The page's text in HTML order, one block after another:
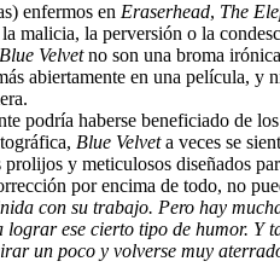
enfermos en Eraserhead, The
malicia, la perversión o la
Blue Velvetno son una broma
abiertamente en una película,
podría haberse beneficiado de
Blue Velveta veces se
y meticulosos diseñados
por encima de todo, no
con su trabajo. Pero hay
ese cierto tipo de humor. Y
un poco y volverse muy